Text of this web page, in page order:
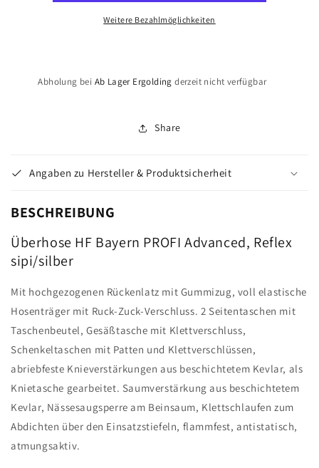
Advanced
Advanced
Weitere Bezahlmöglichkeiten
Abholung bei Ab Lager Ergolding derzeit nicht verfügbar
Share
Angaben zu Hersteller & Produktsicherheit
BESCHREIBUNG
Überhose HF Bayern PROFI Advanced, Reflex
sipi/silber
Mit hochgezogenen Rückenlatz mit Gummizug, voll elastische
Hosenträger mit Ruck-Zuck-Verschluss. 2 Seitentaschen mit
Taschenbeutel, Gesäßtasche mit Klettverschluss,
Schenkeltaschen mit Patten und Klettverschlüssen,
abriebfeste Knieverstärkungen aus beschichtetem Kevlar, als
Knietasche gearbeitet. Saumverstärkung aus beschichtetem
Kevlar, Nässesaugsperre am Beinsaum, Klettschlaufen zum
Abdichten über den Einsatzstiefeln, flammfest, antistatisch,
atmungsaktiv.